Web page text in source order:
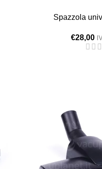
Spazzola
€28,00